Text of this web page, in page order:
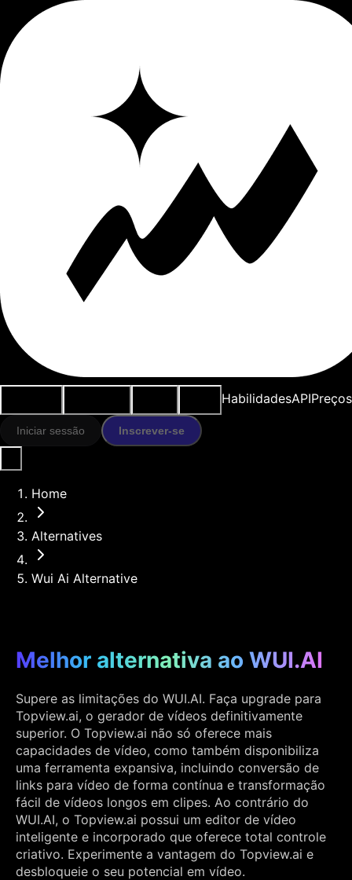
HabilidadesAPIPreços
Iniciar sessão Inscrever-se
Home
Alternatives
Wui Ai Alternative
Melhor alternativa ao WUI.AI
Supere as limitações do WUI.AI. Faça upgrade para
Topview.ai, o gerador de vídeos definitivamente
superior. O Topview.ai não só oferece mais
capacidades de vídeo, como também disponibiliza
uma ferramenta expansiva, incluindo conversão de
links para vídeo de forma contínua e transformação
fácil de vídeos longos em clipes. Ao contrário do
WUI.AI, o Topview.ai possui um editor de vídeo
inteligente e incorporado que oferece total controle
criativo. Experimente a vantagem do Topview.ai e
desbloqueie o seu potencial em vídeo.